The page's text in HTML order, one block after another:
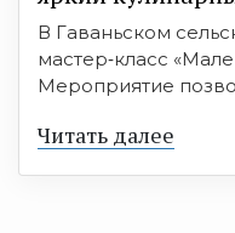
В Гаваньском
мастер‑класс
Мероприятие
Читать далее